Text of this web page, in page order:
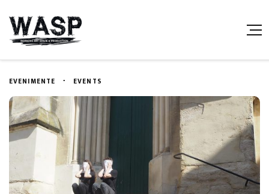
EVENIMENTE EVENTS